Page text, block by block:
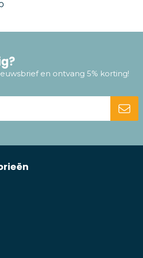
en ontvang 5% korting!